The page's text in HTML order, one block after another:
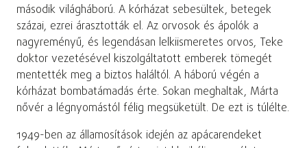
második világháború. A kórházat sebesültek, betegek
százai, ezrei árasztották el. Az orvosok és ápolók a
nagyreményű, és legendásan lelkiismeretes orvos, Teke
doktor vezetésével kiszolgáltatott emberek tömegét
mentették meg a biztos haláltól. A háború végén a
kórházat bombatámadás érte. Sokan meghaltak, Márta
nővér a légnyomástól félig megsüketült. De ezt is túlélte.
1949-ben az államosítások idején az apácarendeket